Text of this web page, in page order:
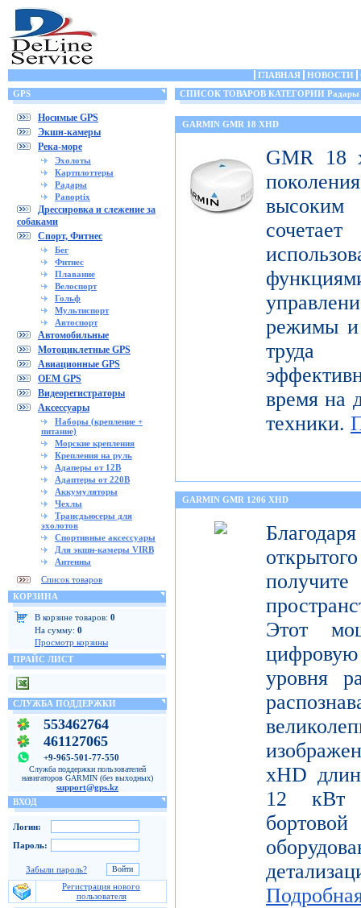
ГЛАВНАЯ НОВОСТИ
GPS
Носимые GPS
Экшн-камеры
Река-море
Эхолоты
Картплоттеры
Радары
Panoptix
Дрессировка и слежение за
собаками
Спорт, Фитнес
Бег
Фитнес
Плавание
Велоспорт
Гольф
Мультиспорт
Автоспорт
Автомобильные
Мотоциклетные GPS
Авиационные GPS
OEM GPS
Видеорегистраторы
Аксессуары
Наборы (крепление +
питание)
Морские крепления
Крепления на руль
Адаперы от 12В
Адаптеры от 220В
Аккумуляторы
Чехлы
Трансдьюсеры для
эхолотов
Спортивные аксессуары
Для экшн-камеры VIRB
Антенны
Список товаров
КОРЗИНА
В корзине товаров: 0
На сумму: 0
Просмотр корзины
ПРАЙС ЛИСТ
СЛУЖБА ПОДДЕРЖКИ
553462764
461127065
+9-965-501-77-550
Служба поддержки пользователей
навигаторов GARMIN (без выходных)
support@gps.kz
ВХОД
Логин:
Пароль:
Забыли пароль?
Регистрация нового
пользователя
СПИСОК ТОВАРОВ КАТЕГОРИИ Радары
GARMIN GMR 18 XHD
GMR 18
высоким
режимы и
труда
время на
техники.
GARMIN GMR 1206 XHD
Этот
уровня
xHD
12 кВт